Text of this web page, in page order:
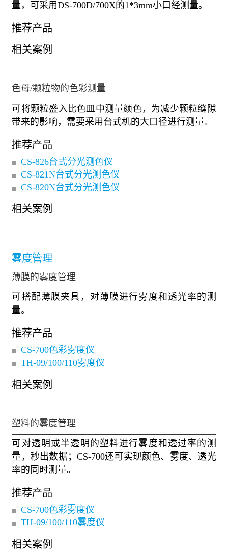
量，可采用DS-700D/700X的1*3mm小口经测量。
推荐产品
相关案例
带来的影响，需要采用台式机的大口径进行测量。
推荐产品
CS-821N台式分光测色仪
CS-820N台式分光测色仪
相关案例
雾度管理
薄膜的雾度管理
可搭配薄膜夹具，对薄膜进行雾度和透光率的测
量。
推荐产品
CS-700色彩雾度仪
TH-09/100/110雾度仪
相关案例